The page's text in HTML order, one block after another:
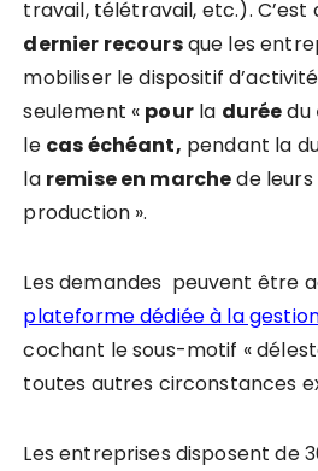
travail, télétravail, etc.).
dernier recoursque les
mobiliser le dispositif
seulement « pourla duréedu
le caséchéant, pendant la
la remise en marchede
production ».
Les demandes peuvent être
plateforme dédiée à la
cochant le sous-motif «
toutes autres circonstances
Les entreprises disposent de